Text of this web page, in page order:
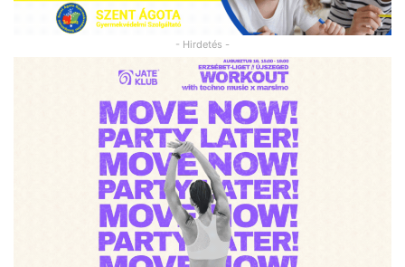
- Hirdetés -